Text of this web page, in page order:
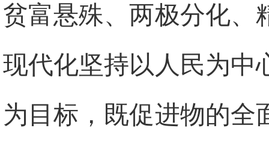
贫富悬殊、两极分化、
现代化坚持以人民为中
为目标，既促进物的全